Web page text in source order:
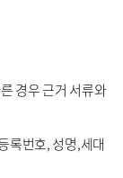
경우 근거 서류와
록번호, 성명,세대